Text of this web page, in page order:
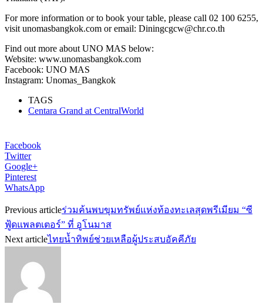
For more information or to book your table, please call 02 100 6255,
visit unomasbangkok.com or email: Diningcgcw@chr.co.th
Find out more about UNO MAS below:
Website: www.unomasbangkok.com
Facebook: UNO MAS
Instagram: Unomas_Bangkok
TAGS
Centara Grand at CentralWorld
Facebook
Twitter
Google+
Pinterest
WhatsApp
Previous articleร่วมค้นพบขุมทรัพย์แห่งท้องทะเลสุดพรีเมียม “ซี
ฟู้ดแพลตเตอร์” ที่ อูโนมาส
Next articleไทยน้ำทิพย์ช่วยเหลือผู้ประสบอัคคีภัย